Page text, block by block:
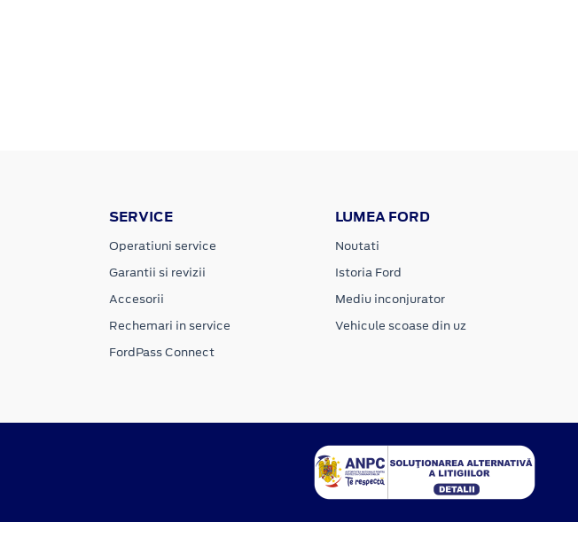
SERVICE
Operatiuni service
Garantii si revizii
Accesorii
Rechemari in service
FordPass Connect
LUMEA FORD
Noutati
Istoria Ford
Mediu inconjurator
Vehicule scoase din uz